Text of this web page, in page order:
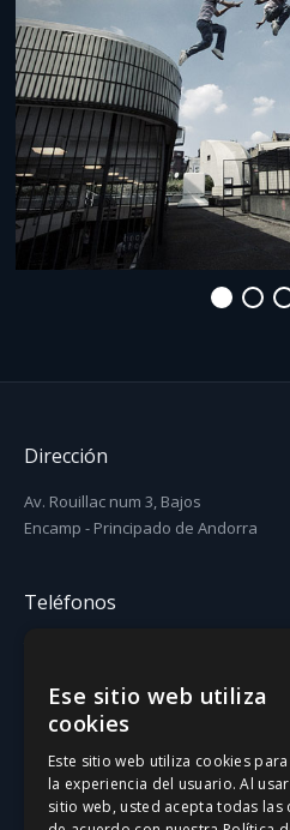
Dirección
Av. Rouillac num 3, Bajos
Encamp - Principado de Andorra
Teléfonos
gatzara@gatzara.com
Ese sitio web utiliza
cookies
Este sitio web utiliza cookies
la experiencia del usuario. Al
sitio web, usted acepta todas las